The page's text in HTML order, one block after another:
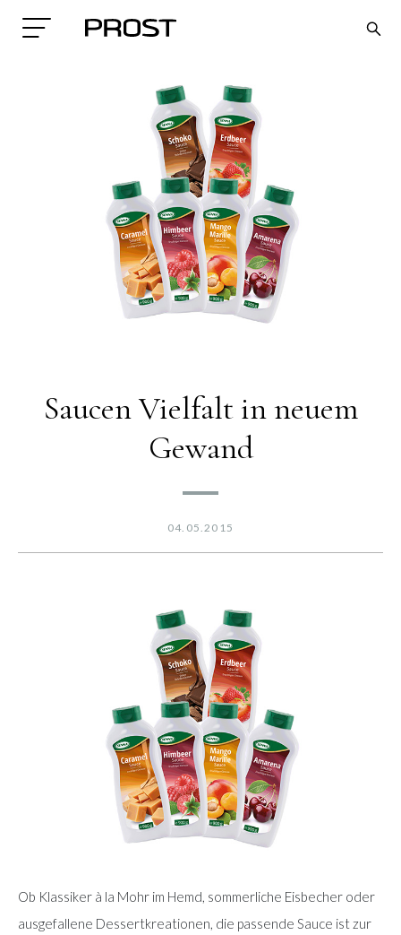
Saucen Vielfalt in neuem
Gewand
04.05.2015
Ob Klassiker à la Mohr im Hemd, sommerliche Eisbecher oder
ausgefallene Dessertkreationen, die passende Sauce ist zur